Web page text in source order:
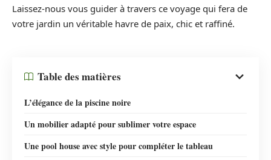
Laissez-nous vous guider à travers ce voyage qui fera de
votre jardin un véritable havre de paix, chic et raffiné.
Table des matières
L’élégance de la piscine noire
Un mobilier adapté pour sublimer votre espace
Une pool house avec style pour compléter le tableau